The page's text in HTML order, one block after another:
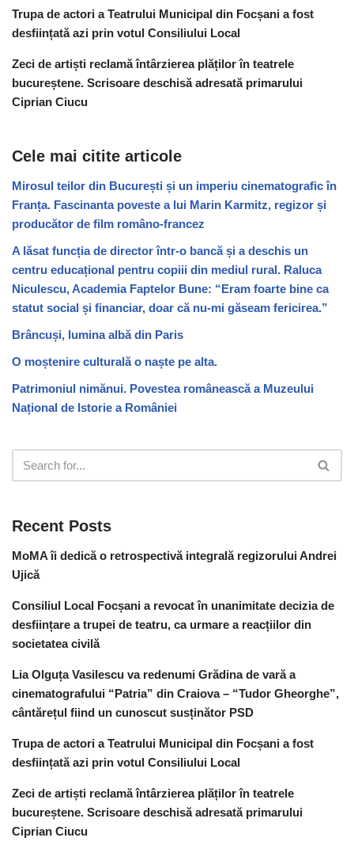
Trupa de actori a Teatrului Municipal din Focșani a fost
desființată azi prin votul Consiliului Local
Zeci de artiști reclamă întârzierea plăților în teatrele
bucureștene. Scrisoare deschisă adresată primarului
Ciprian Ciucu
Cele mai citite articole
Mirosul teilor din București și un imperiu cinematografic în
Franța. Fascinanta poveste a lui Marin Karmitz, regizor și
producător de film româno-francez
A lăsat funcția de director într-o bancă și a deschis un
centru educațional pentru copiii din mediul rural. Raluca
Niculescu, Academia Faptelor Bune: “Eram foarte bine ca
statut social și financiar, doar că nu-mi găseam fericirea.”
Brâncuși, lumina albă din Paris
O moștenire culturală o naște pe alta.
Patrimoniul nimănui. Povestea românească a Muzeului
Național de Istorie a României
Recent Posts
MoMA îi dedică o retrospectivă integrală regizorului Andrei
Ujică
Consiliul Local Focșani a revocat în unanimitate decizia de
desființare a trupei de teatru, ca urmare a reacțiilor din
societatea civilă
Lia Olguța Vasilescu va redenumi Grădina de vară a
cinematografului “Patria” din Craiova – “Tudor Gheorghe”,
cântărețul fiind un cunoscut susținător PSD
Trupa de actori a Teatrului Municipal din Focșani a fost
desființată azi prin votul Consiliului Local
Zeci de artiști reclamă întârzierea plăților în teatrele
bucureștene. Scrisoare deschisă adresată primarului
Ciprian Ciucu